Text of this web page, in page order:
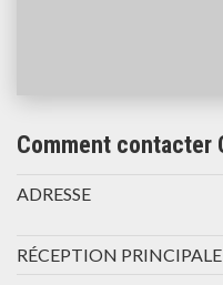
Comment contacter
ADRESSE
RÉCEPTION PRINCIPALE